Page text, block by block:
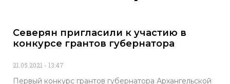
Северян пригласили к участию в
конкурсе грантов губернатора
21.05.2021 13:47
Первый конкурс грантов губернатора Архангельской